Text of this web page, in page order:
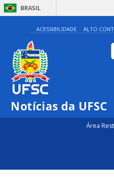
BRASIL
ACESSIBILIDADE ALTO
Notícias da UFSC
Área